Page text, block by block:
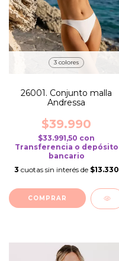
3 colores
26001. Conjunto malla
Andressa
$39.990
$33.991,50 con
Transferencia o depósito
bancario
3 cuotas sin interés de $13.330
COMPRAR